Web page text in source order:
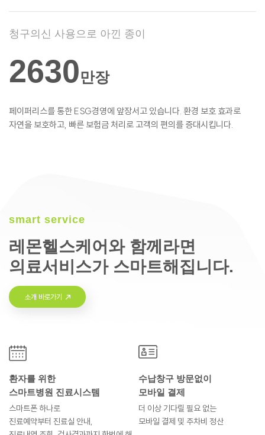
청구의신 사용으로 아낀 종이
2630만장
페이퍼리스를 통한 ESG경영에 앞장서고 있습니다. 환경 보호 효과로
자연을 보호하고, 빠른 보험금 처리로 고객의 편의를 증대시킵니다.
smart service
레몬헬스케어와 함께라면
의료서비스가 스마트해집니다.
소개 바로가기
환자를 위한
스마트병원 진료시스템
스마트폰 하나로
진료예약부터 진료실 안내,
수납창구 방문없이
모바일 결제
더 이상 기다릴 필요 없는
모바일 결제 및 주차비 정산